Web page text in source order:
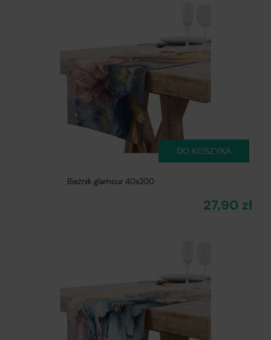
Bieżnik glamour 40x200
27,90 zł
DO KOSZYKA